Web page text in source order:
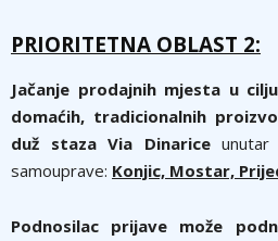
PRIORITETNA OBLAST 2:
Jačanje prodajnih mjesta u
domaćih, tradicionalnih
duž staza Via Dinariceunutar
samouprave: Konjic, Mostar,
Podnosilac prijave može